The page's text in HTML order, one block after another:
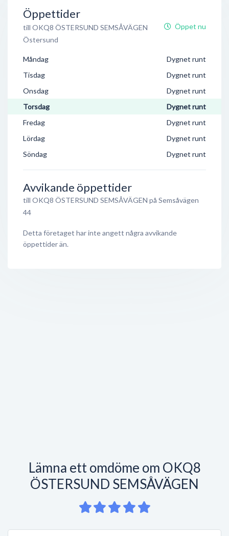
Öppettider
till OKQ8 ÖSTERSUND SEMSÅVÄGEN
Östersund
Öppet nu
Måndag
Dygnet runt
Tisdag
Dygnet runt
Onsdag
Dygnet runt
Torsdag
Dygnet runt
Fredag
Dygnet runt
Lördag
Dygnet runt
Söndag
Dygnet runt
Avvikande öppettider
till OKQ8 ÖSTERSUND SEMSÅVÄGEN på Semsåvägen
44
Detta företaget har inte angett några avvikande
öppettider än.
Lämna ett omdöme om OKQ8
ÖSTERSUND SEMSÅVÄGEN